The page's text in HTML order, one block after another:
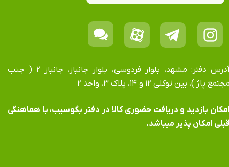
آدرس دفتر: مشهد، بلوار فردوسی، بلوار جانباز، جانباز ۲ ( جنب
پاژ )، بین توکلی ۱۲ و ۱۴، پلاک ۳، واحد ۲
بازدید و دریافت حضوری کالا در دفتر بگوسیب، با هماهنگی
امکان پذیر میباشد.